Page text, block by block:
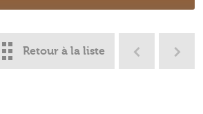
Retour à la liste